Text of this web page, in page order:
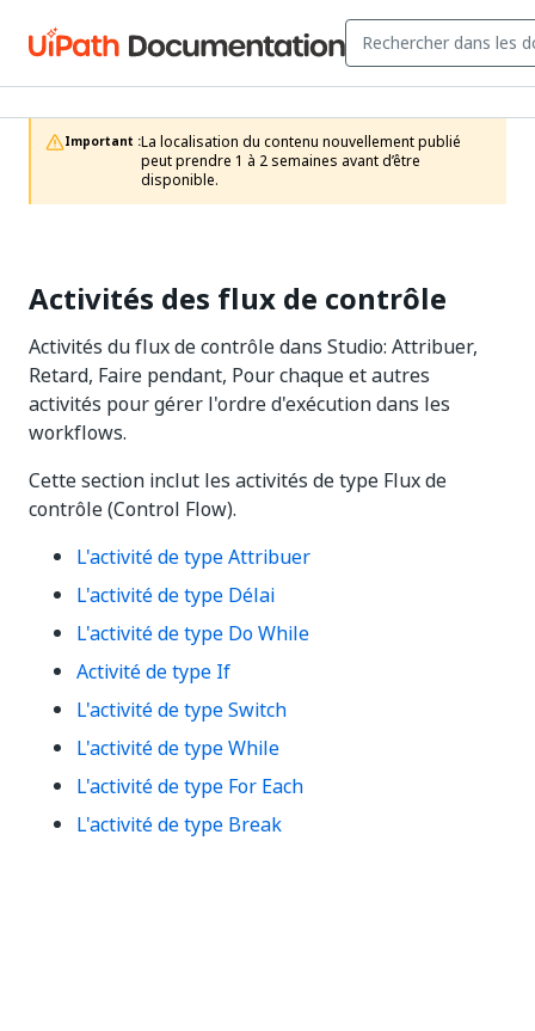
Important :La localisation du contenu nouvellement publié
peut prendre 1 à 2 semaines avant d’être
disponible.
Activités des flux de contrôle
Activités du flux de contrôle dans Studio: Attribuer,
Retard, Faire pendant, Pour chaque et autres
activités pour gérer l'ordre d'exécution dans les
workflows.
Cette section inclut les activités de type Flux de
contrôle (Control Flow).
L'activité de type Attribuer
L'activité de type Délai
L'activité de type Do While
Activité de type If
L'activité de type Switch
L'activité de type While
L'activité de type For Each
L'activité de type Break